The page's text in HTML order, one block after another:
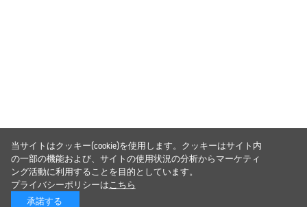
当サイトはクッキー(cookie)を使用します。クッキーはサイト内
の一部の機能および、サイトの使用状況の分析からマーケティ
ング活動に利用することを目的としています。
プライバシーポリシーはこちら
承諾する